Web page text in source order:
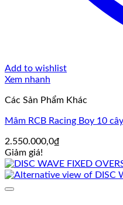
Add to wishlist
Xem nhanh
Các Sản Phẩm Khác
Mâm RCB Racing Boy 10
2.550.000,0₫
Giảm giá!